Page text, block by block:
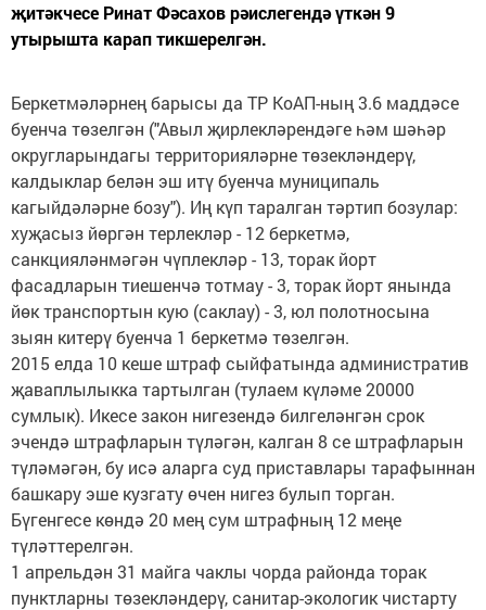
җитәкчесе Ринат Фәсахов рәислегендә үткән 9
утырышта карап тикшерелгән.
Беркетмәләрнең барысы да ТР КоАП-ның 3.6 маддәсе
буенча төзелгән ("Авыл җирлекләрендәге һәм шәһәр
округларындагы территорияләрне төзекләндерү,
калдыклар белән эш итү буенча муниципаль
кагыйдәләрне бозу"). Иң күп таралган тәртип бозулар:
хуҗасыз йөргән терлекләр - 12 беркетмә,
санкцияләнмәгән чүплекләр - 13, торак йорт
фасадларын тиешенчә тотмау - 3, торак йорт янында
йөк транспортын кую (саклау) - 3, юл полотносына
зыян китерү буенча 1 беркетмә төзелгән.
2015 елда 10 кеше штраф сыйфатында административ
җаваплылыкка тартылган (тулаем күләме 20000
сумлык). Икесе закон нигезендә билгеләнгән срок
эчендә штрафларын түләгән, калган 8 се штрафларын
түләмәгән, бу исә аларга суд приставлары тарафыннан
башкару эше кузгату өчен нигез булып торган.
Бүгенгесе көндә 20 мең сум штрафның 12 меңе
түләттерелгән.
1 апрельдән 31 майга чаклы чорда районда торак
пунктларны төзекләндерү, санитар-экологик чистарту